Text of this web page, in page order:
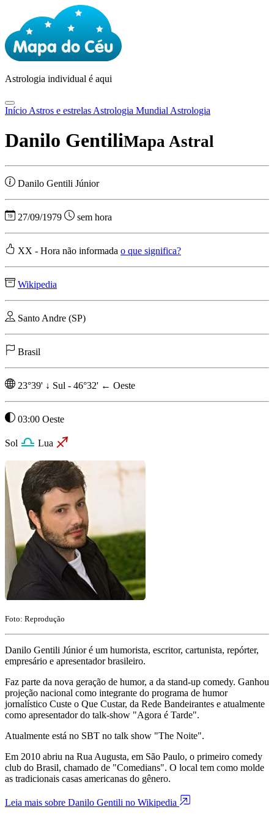
Astrologia individual é aqui
Início Astros e estrelas Astrologia Mundial Astrologia
Danilo GentiliMapa Astral
Danilo Gentili Júnior
27/09/1979 sem hora
XX - Hora não informada o que significa?
Wikipedia
Santo Andre (SP)
Brasil
23°39' ↓ Sul - 46°32' ← Oeste
03:00 Oeste
Sol Lua
Foto: Reprodução
Danilo Gentili Júnior é um humorista, escritor, cartunista, repórter,
empresário e apresentador brasileiro.
Faz parte da nova geração de humor, a da stand-up comedy. Ganhou
projeção nacional como integrante do programa de humor
jornalístico Custe o Que Custar, da Rede Bandeirantes e atualmente
como apresentador do talk-show "Agora é Tarde".
Atualmente está no SBT no talk show "The Noite".
Em 2010 abriu na Rua Augusta, em São Paulo, o primeiro comedy
club do Brasil, chamado de "Comedians". O local tem como molde
as tradicionais casas americanas do gênero.
Leia mais sobre Danilo Gentili no Wikipedia